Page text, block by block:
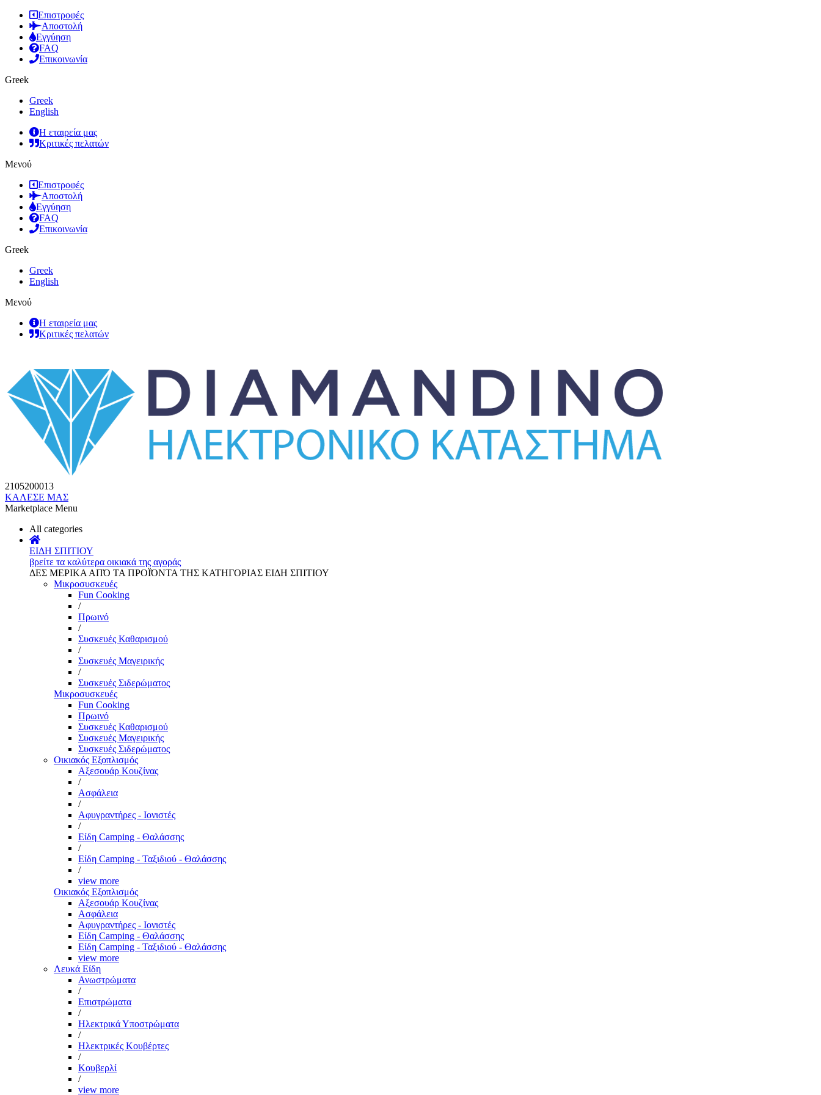
Επιστροφές
Αποστολή
Εγγύηση
FAQ
Επικοινωνία
Greek
Greek
English
Η εταιρεία μας
Κριτικές πελατών
Μενού
Επιστροφές
Αποστολή
Εγγύηση
FAQ
Επικοινωνία
Greek
Greek
English
Μενού
Η εταιρεία μας
Κριτικές πελατών
2105200013
ΚΑΛΕΣΕ ΜΑΣ
Marketplace Menu
All categories
ΕΙΔΗ ΣΠΙΤΙΟΥ
βρείτε τα καλύτερα οικιακά της αγοράς
ΔΕΣ ΜΕΡΙΚΑ ΑΠΌ ΤΑ ΠΡΟΪΌΝΤΑ ΤΗΣ ΚΑΤΗΓΟΡΙΑΣ ΕΙΔΗ ΣΠΙΤΙΟΥ
Μικροσυσκευές
Fun Cooking
/
Πρωινό
/
Συσκευές Καθαρισμού
/
Συσκευές Μαγειρικής
/
Συσκευές Σιδερώματος
Μικροσυσκευές
Fun Cooking
Πρωινό
Συσκευές Καθαρισμού
Συσκευές Μαγειρικής
Συσκευές Σιδερώματος
Οικιακός Εξοπλισμός
Αξεσουάρ Κουζίνας
/
Ασφάλεια
/
Αφυγραντήρες - Ιονιστές
/
Είδη Camping - Θαλάσσης
/
Είδη Camping - Ταξιδιού - Θαλάσσης
/
view more
Οικιακός Εξοπλισμός
Αξεσουάρ Κουζίνας
Ασφάλεια
Αφυγραντήρες - Ιονιστές
Είδη Camping - Θαλάσσης
Είδη Camping - Ταξιδιού - Θαλάσσης
view more
Λευκά Είδη
Ανωστρώματα
/
Επιστρώματα
/
Ηλεκτρικά Υποστρώματα
/
Ηλεκτρικές Κουβέρτες
/
Κουβερλί
/
view more